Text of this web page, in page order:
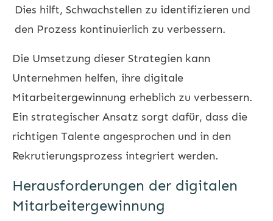
Dies hilft, Schwachstellen zu identifizieren und
den Prozess kontinuierlich zu verbessern.
Die Umsetzung dieser Strategien kann
Unternehmen helfen, ihre digitale
Mitarbeitergewinnung erheblich zu verbessern.
Ein strategischer Ansatz sorgt dafür, dass die
richtigen Talente angesprochen und in den
Rekrutierungsprozess integriert werden.
Herausforderungen der digitalen
Mitarbeitergewinnung